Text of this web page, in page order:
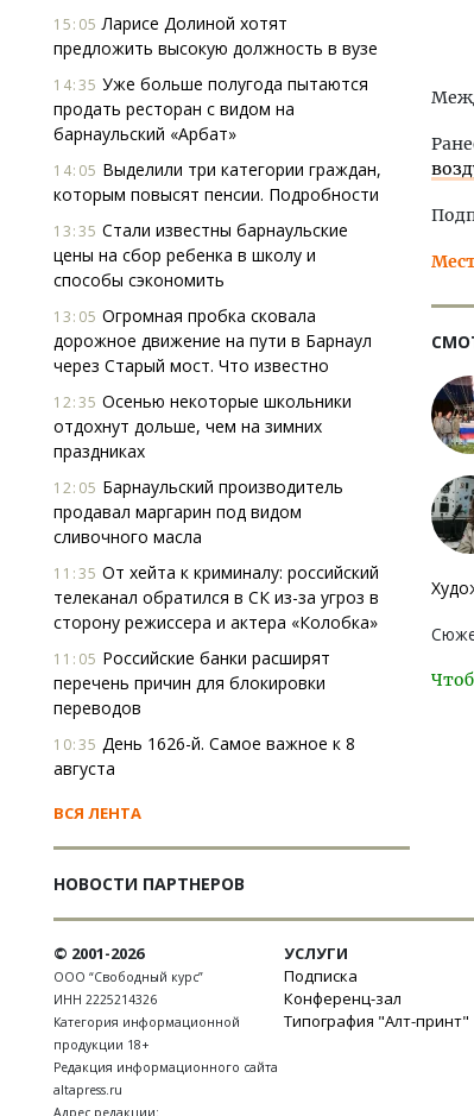
15:05 Ларисе Долиной хотят
предложить высокую должность в вузе
14:35 Уже больше полугода пытаются
продать ресторан с видом на
барнаульский «Арбат»
14:05 Выделили три категории граждан,
которым повысят пенсии. Подробности
13:35 Стали известны барнаульские
цены на сбор ребенка в школу и
способы сэкономить
13:05 Огромная пробка сковала
дорожное движение на пути в Барнаул
через Старый мост. Что известно
12:35 Осенью некоторые школьники
отдохнут дольше, чем на зимних
праздниках
12:05 Барнаульский производитель
продавал маргарин под видом
сливочного масла
11:35 От хейта к криминалу: российский
телеканал обратился в СК из-за угроз в
сторону режиссера и актера «Колобка»
11:05 Российские банки расширят
перечень причин для блокировки
переводов
10:35 День 1626-й. Самое важное к 8
августа
ВСЯ ЛЕНТА
НОВОСТИ ПАРТНЕРОВ
© 2001-2026
ООО “Свободный курс”
ИНН 2225214326
Категория информационной
продукции 18+
Редакция информационного сайта
altapress.ru
Адрес редакции:
УСЛУГИ
Подписка
Конференц-зал
Типография "Алт-принт"